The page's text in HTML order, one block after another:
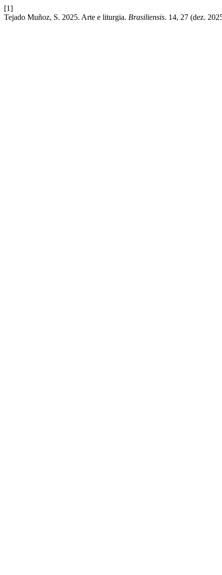
[1]
Tejado Muñoz, S. 2025. Arte e liturgia. Brasiliensis. 14, 27 (dez.